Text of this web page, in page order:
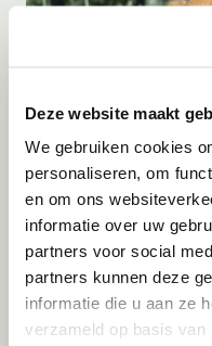
Deze website maakt
We gebruiken cookies
personaliseren, om
en om ons
informatie over uw
partners voor social
partners kunnen deze
informatie die u aan ze
verzameld op basis van
Adoptie08-08-2026
Indy